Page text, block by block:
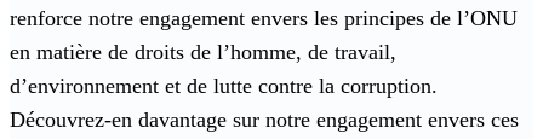
renforce notre engagement envers les principes de l’ONU
en matière de droits de l’homme, de travail,
d’environnement et de lutte contre la corruption.
Découvrez-en davantage sur notre engagement envers ces